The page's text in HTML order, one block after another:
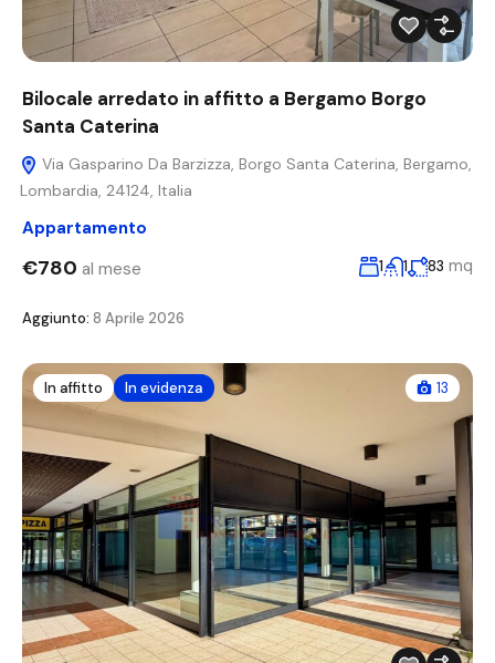
Bilocale arredato in affitto a Bergamo Borgo
Santa Caterina
Via Gasparino Da Barzizza, Borgo Santa Caterina, Bergamo,
Lombardia, 24124, Italia
Appartamento
€780 al mese 1 1 83 mq
Aggiunto: 8 Aprile 2026
In affitto In evidenza 13